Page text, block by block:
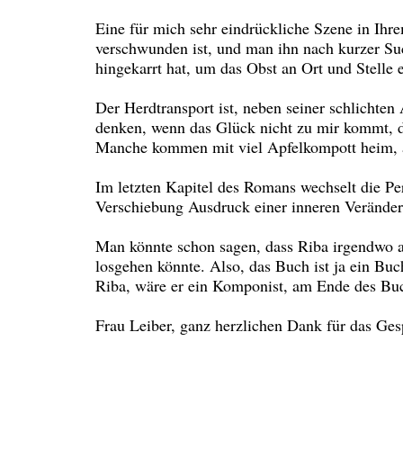
Eine für mich sehr eindrückliche Szene in
verschwunden ist, und man ihn nach kurzer
hingekarrt hat, um das Obst an Ort und Stelle
Der Herdtransport ist, neben seiner
denken, wenn das Glück nicht zu mir kommt,
Manche kommen mit viel Apfelkompott heim,
Im letzten Kapitel des Romans wechselt die
Verschiebung Ausdruck einer inneren
Man könnte schon sagen, dass Riba
losgehen könnte. Also, das Buch ist ja ein
Riba, wäre er ein Komponist, am Ende des
Frau Leiber, ganz herzlichen Dank für das